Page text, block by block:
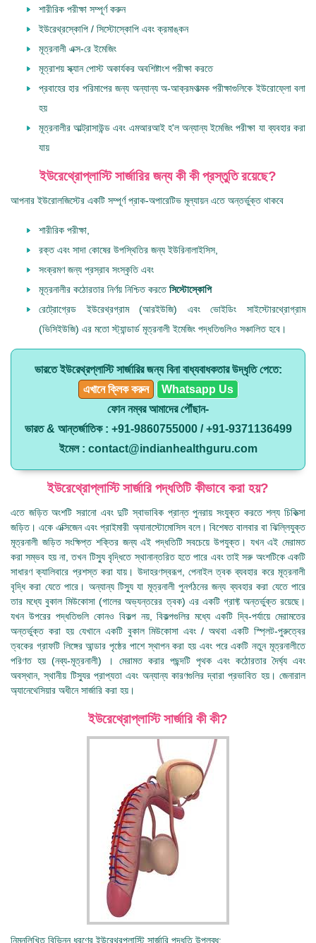
শারীরিক পরীক্ষা সম্পূর্ণ করুন
ইউরেথ্রস্কোপি / সিস্টোস্কোপি এবং ক্রমাঙ্কন
মূত্রনালী এক্স-রে ইমেজিং
মূত্রাশয় স্ক্যান পোস্ট অকার্যকর অবশিষ্টাংশ পরীক্ষা করতে
প্রবাহের হার পরিমাপের জন্য অন্যান্য অ-আক্রমণাত্মক পরীক্ষাগুলিকে ইউরোফ্লো বলা
হয়
মূত্রনালীর আল্ট্রাসাউন্ড এবং এমআরআই হ'ল অন্যান্য ইমেজিং পরীক্ষা যা ব্যবহার করা
যায়
ইউরেথ্রোপ্লাস্টি সার্জারির জন্য কী কী প্রস্তুতি রয়েছে?
আপনার ইউরোলজিস্টের একটি সম্পূর্ণ প্রাক-অপারেটিভ মূল্যায়ন এতে অন্তর্ভুক্ত থাকবে
শারীরিক পরীক্ষা,
রক্ত এবং সাদা কোষের উপস্থিতির জন্য ইউরিনালাইসিস,
সংক্রমণ জন্য প্রস্রাব সংস্কৃতি এবং
মূত্রনালীর কঠোরতার নির্ণয় নিশ্চিত করতেসিস্টোস্কোপি
রেট্রোগ্রেড ইউরেথ্রগ্রাম (আরইউজি) এবং ভোইডিং সাইস্টোরথ্রোগ্রাম
(ভিসিইউজি) এর মতো স্ট্যান্ডার্ড মূত্রনালী ইমেজিং পদ্ধতিগুলিও সঞ্চালিত হবে।
ভারতে ইউরেথ্রপ্লাস্টি সার্জারির জন্য বিনা বাধ্যবাধকতার উদ্ধৃতি পেতে:
এখানে ক্লিক করুন
Whatsapp Us
ফোন নম্বর আমাদের পৌঁছান-
ভারত & আন্তর্জাতিক : +91-9860755000 / +91-9371136499
ইমেল : contact@indianhealthguru.com
ইউরেথ্রোপ্লাস্টি সার্জারি পদ্ধতিটি কীভাবে করা হয়?
এতে জড়িত অংশটি সরানো এবং দুটি স্বাভাবিক প্রান্ত পুনরায় সংযুক্ত করতে শল্য চিকিত্সা
জড়িত। একে এক্সিজেন এবং প্রাইমারী অ্যানাস্টোমোসিস বলে। বিশেষত বালবার বা ঝিল্লিযুক্ত
মূত্রনালী জড়িত সংক্ষিপ্ত শক্তির জন্য এই পদ্ধতিটি সবচেয়ে উপযুক্ত। যখন এই মেরামত
করা সম্ভব হয় না, তখন টিস্যু বৃদ্ধিতে স্থানান্তরিত হতে পারে এবং তাই সরু অংশটিকে একটি
সাধারণ ক্যালিবারে প্রশস্ত করা যায়। উদাহরণস্বরূপ, পেনাইল ত্বক ব্যবহার করে মূত্রনালী
বৃদ্ধি করা যেতে পারে। অন্যান্য টিস্যু যা মূত্রনালী পুনর্গঠনের জন্য ব্যবহার করা যেতে পারে
তার মধ্যে বুকাল মিউকোসা (গালের অভ্যন্তরের ত্বক) এর একটি গ্রাফ্ট অন্তর্ভুক্ত রয়েছে।
যখন উপরের পদ্ধতিগুলি কোনও বিকল্প নয়, বিকল্পগুলির মধ্যে একটি দ্বি-পর্যায়ে মেরামতের
অন্তর্ভুক্ত করা হয় যেখানে একটি বুকাল মিউকোসা এবং / অথবা একটি স্প্লিট-পুরুত্বের
ত্বকের গ্রাফটি লিঙ্গের আন্ডার পৃষ্ঠের পাশে স্থাপন করা হয় এবং পরে একটি নতুন মূত্রনালীতে
পরিণত হয় (নব্য-মূত্রনালী) । মেরামত করার পছন্দটি পৃথক এবং কঠোরতার দৈর্ঘ্য এবং
অবস্থান, স্থানীয় টিস্যুর প্রাপ্যতা এবং অন্যান্য কারণগুলির দ্বারা প্রভাবিত হয়। জেনারাল
অ্যানেথেসিয়ার অধীনে সার্জারি করা হয়।
ইউরেথ্রোপ্লাস্টি সার্জারি কী কী?
নিম্নলিখিত বিভিন্ন ধরণের ইউরেথ্রপ্লাস্টি সার্জারি পদ্ধতি উপলব্ধ: